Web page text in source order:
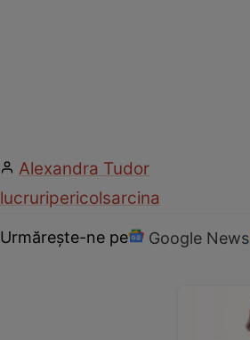
Alexandra Tudor
lucruripericolsarcina
Urmărește-ne pe Google News